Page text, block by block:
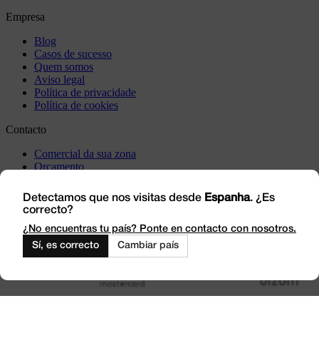
Empresa
Blog
Casos de sucesso
Quem somos
Aviso legal
Política de privacidade
Política de cookies
Contacto
Comercial da sua zona
Orçamento
Visite-nos
Trabalhe connosco
Outlet
Detectamos que nos visitas desde Espanha. ¿Es
correcto?
¿No encuentras tu país? Ponte en contacto con nosotros.
Sí, es correcto
Cambiar país